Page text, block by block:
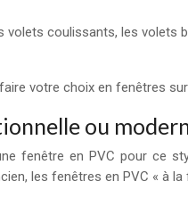
volets coulissants, les volets
votre choix en fenêtres
ou
fenêtre en PVC pour ce
les fenêtres en PVC « à la